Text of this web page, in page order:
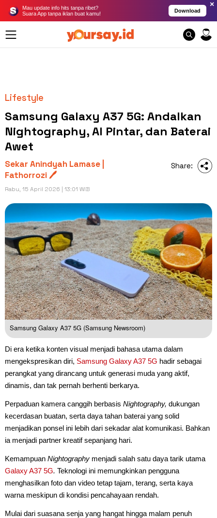
Mau update info hits tanpa ribet?
Suara App tanpa iklan buat kamu!
Download
×
Lifestyle
Samsung Galaxy A37 5G: Andalkan
Nightography, AI Pintar, dan Baterai
Awet
Sekar Anindyah Lamase |
Fathorrozi 🖊️
Rabu, 15 April 2026 | 13:01 WIB
Share:
Samsung Galaxy A37 5G (Samsung Newsroom)
Di era ketika konten visual menjadi bahasa utama dalam
mengekspresikan diri, Samsung Galaxy A37 5G hadir sebagai
perangkat yang dirancang untuk generasi muda yang aktif,
dinamis, dan tak pernah berhenti berkarya.
Perpaduan kamera canggih berbasis Nightography, dukungan
kecerdasan buatan, serta daya tahan baterai yang solid
menjadikan ponsel ini lebih dari sekadar alat komunikasi. Bahkan
ia menjadi partner kreatif sepanjang hari.
Kemampuan Nightography menjadi salah satu daya tarik utama
Galaxy A37 5G. Teknologi ini memungkinkan pengguna
menghasilkan foto dan video tetap tajam, terang, serta kaya
warna meskipun di kondisi pencahayaan rendah.
Mulai dari suasana senja yang hangat hingga malam penuh